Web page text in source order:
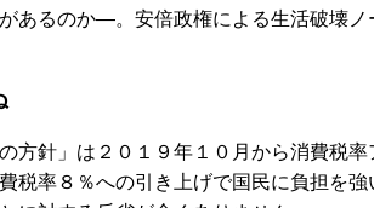
あるのか―。安倍政権による生活破壊
方針」は２０１９年１０月から消費税率
税率８％への引き上げで国民に負担を